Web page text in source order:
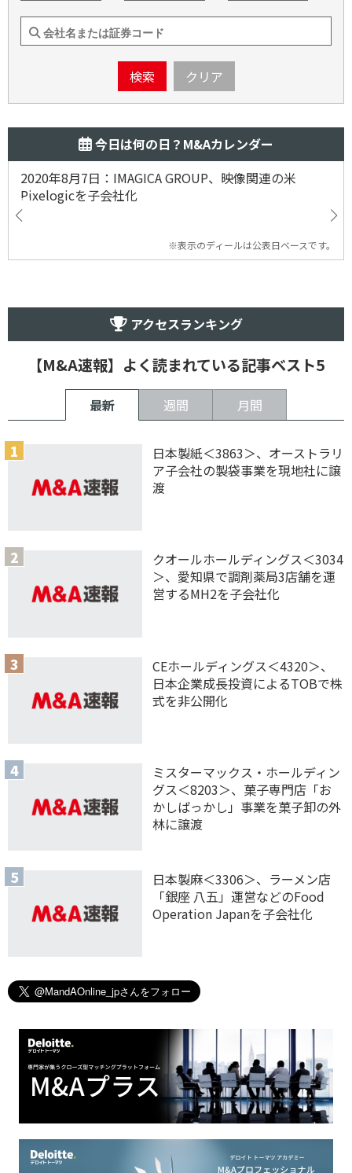
検索 クリア
今日は何の日？M&Aカレンダー
2020年8月7日：IMAGICA GROUP、映像関連の米
Pixelogicを子会社化
※表示のディールは公表日ベースです。
アクセスランキング
【M&A速報】よく読まれている記事ベスト5
最新 週間 月間
日本製紙＜3863＞、オーストラリ
ア子会社の製袋事業を現地社に譲
渡
クオールホールディングス＜3034
＞、愛知県で調剤薬局3店舗を運
営するMH2を子会社化
CEホールディングス＜4320＞、
日本企業成長投資によるTOBで株
式を非公開化
ミスターマックス・ホールディン
グス＜8203＞、菓子専門店「お
かしばっかし」事業を菓子卸の外
林に譲渡
日本製麻＜3306＞、ラーメン店
「銀座 八五」運営などのFood
Operation Japanを子会社化